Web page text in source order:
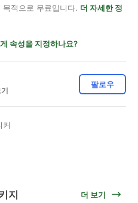
적으로 무료입니다. 더 자세한 정
속성을 지정하나요?
팔로우
커
지 더 보기